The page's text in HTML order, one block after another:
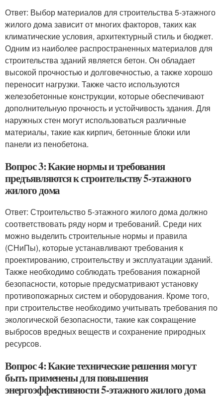
Ответ: Выбор материалов для строительства 5-этажного
жилого дома зависит от многих факторов, таких как
климатические условия, архитектурный стиль и бюджет.
Одним из наиболее распространенных материалов для
строительства зданий является бетон. Он обладает
высокой прочностью и долговечностью, а также хорошо
переносит нагрузки. Также часто используются
железобетонные конструкции, которые обеспечивают
дополнительную прочность и устойчивость здания. Для
наружных стен могут использоваться различные
материалы, такие как кирпич, бетонные блоки или
панели из пенобетона.
Вопрос 3: Какие нормы и требования
предъявляются к строительству 5-этажного
жилого дома
Ответ: Строительство 5-этажного жилого дома должно
соответствовать ряду норм и требований. Среди них
можно выделить строительные нормы и правила
(СНиПы), которые устанавливают требования к
проектированию, строительству и эксплуатации зданий.
Также необходимо соблюдать требования пожарной
безопасности, которые предусматривают установку
противопожарных систем и оборудования. Кроме того,
при строительстве необходимо учитывать требования по
экологической безопасности, такие как сокращение
выбросов вредных веществ и сохранение природных
ресурсов.
Вопрос 4: Какие технические решения могут
быть применены для повышения
энергоэффективности 5-этажного жилого дома